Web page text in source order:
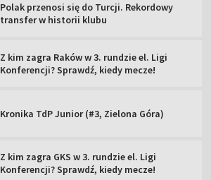
Polak przenosi się do Turcji. Rekordowy
transfer w historii klubu
Z kim zagra Raków w 3. rundzie el. Ligi
Konferencji? Sprawdź, kiedy mecze!
Kronika TdP Junior (#3, Zielona Góra)
Z kim zagra GKS w 3. rundzie el. Ligi
Konferencji? Sprawdź, kiedy mecze!